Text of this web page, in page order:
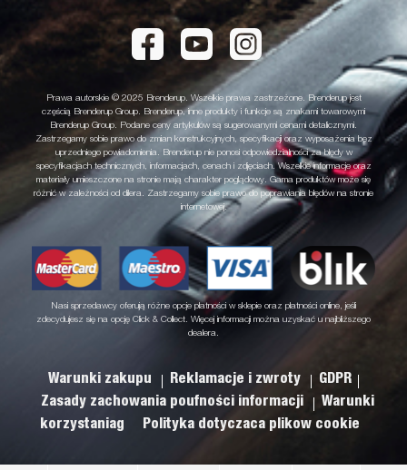
Prawa autorskie © 2025 Brenderup. Wszelkie prawa zastrzeżone. Brenderup jest
częścią Brenderup Group. Brenderup, inne produkty i funkcje są znakami towarowymi
Brenderup Group. Podane ceny artykułów są sugerowanymi cenami detalicznymi.
Zastrzegamy sobie prawo do zmian konstrukcyjnych, specyfikacji oraz wyposażenia bez
uprzedniego powiadomienia. Brenderup nie ponosi odpowiedzialności za błędy w
specyfikacjach technicznych, informacjach, cenach i zdjęciach. Wszelkie informacje oraz
materiały umieszczone na stronie mają charakter poglądowy. Gama produktów może się
różnić w zależności od dilera. Zastrzegamy sobie prawo do poprawiania błędów na stronie
internetowej.
Nasi sprzedawcy oferują różne opcje płatności w sklepie oraz płatności online, jeśli
zdecydujesz się na opcję Click & Collect. Więcej informacji można uzyskać u najbliższego
dealera.
Warunki zakupu Reklamacje i zwroty
GDPR
Zasady zachowania poufności informacji
Warunki
korzystaniag
Polityka dotyczaca plikow cookie